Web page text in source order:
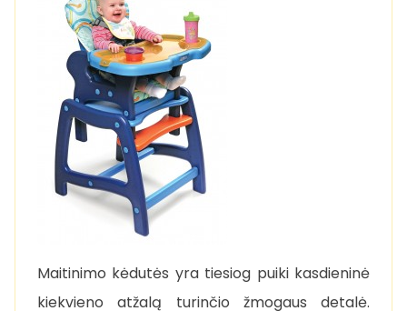
Maitinimo kėdutės yra tiesiog puiki kasdieninė
kiekvieno atžalą turinčio žmogaus detalė.